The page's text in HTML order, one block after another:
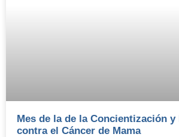
Mes de la de la Concientización y
contra el Cáncer de Mama